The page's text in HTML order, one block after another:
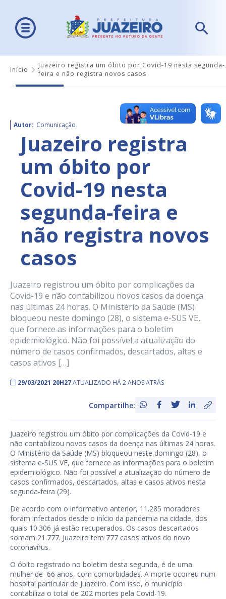
Início
Juazeiro registra um óbito por Covid-19 nesta segunda-
feira e não registra novos casos
Autor: Comunicação
Juazeiro registra
um óbito por
Covid-19 nesta
segunda-feira e
não registra novos
casos
Juazeiro registrou um óbito por complicações da
Covid-19 e não contabilizou novos casos da doença
nas últimas 24 horas. O Ministério da Saúde (MS)
bloqueou neste domingo (28), o sistema e-SUS VE,
que fornece as informações para o boletim
epidemiológico. Não foi possível a atualização do
número de casos confirmados, descartados, altas e
casos ativos […]
29/03/2021 20H27ATUALIZADO HÁ 2 ANOS ATRÁS
Compartilhe:
Juazeiro registrou um óbito por complicações da Covid-19 e
não contabilizou novos casos da doença nas últimas 24 horas.
O Ministério da Saúde (MS) bloqueou neste domingo (28), o
sistema e-SUS VE, que fornece as informações para o boletim
epidemiológico. Não foi possível a atualização do número de
casos confirmados, descartados, altas e casos ativos nesta
segunda-feira (29).
De acordo com o informativo anterior, 11.285 moradores
foram infectados desde o início da pandemia na cidade, dos
quais 10.306 já estão recuperados. Os casos descartados
somam 21.777. Juazeiro tem 777 casos ativos do novo
coronavírus.
O óbito registrado no boletim desta segunda, é de uma
mulher de 66 anos, com comorbidades. A morte ocorreu num
hospital particular de Juazeiro. Com isso, o município
contabiliza o total de 202 mortes pela Covid-19.